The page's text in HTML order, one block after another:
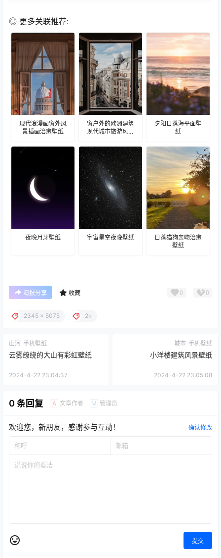
◎ 更多关联推荐:
现代浪漫画窗外风
景插画治愈壁纸
窗户外的欧洲建筑
现代城市旅游风景
夕阳日落海平面壁
纸
夜晚月牙壁纸 宇宙星空夜晚壁纸
日落猫狗亲吻治愈
壁纸
海报分享 收藏 0 0
2345 x 5075 2k
山河 手机壁纸
云雾缭绕的大山有彩虹壁纸
2024-4-22 23:04:37
城市 手机壁纸
小洋楼建筑风景壁纸
2024-4-22 23:05:08
0 条回复 A 文章作者 M 管理员
欢迎您，新朋友，感谢参与互动！ 确认修改
提交